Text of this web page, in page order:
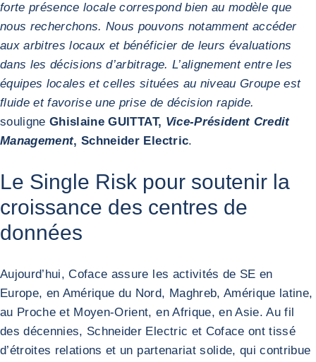
forte présence locale correspond bien au modèle que
nous recherchons. Nous pouvons notamment accéder
aux arbitres locaux et bénéficier de leurs évaluations
dans les décisions d’arbitrage. L’alignement entre les
équipes locales et celles situées au niveau Groupe est
fluide et favorise une prise de décision rapide.
souligneGhislaine GUITTAT, Vice-Président Credit
Management, Schneider Electric.
Le Single Risk pour soutenir la
croissance des centres de
données
Aujourd’hui, Coface assure les activités de SE en
Europe, en Amérique du Nord, Maghreb, Amérique latine,
au Proche et Moyen-Orient, en Afrique, en Asie. Au fil
des décennies, Schneider Electric et Coface ont tissé
d’étroites relations et un partenariat solide, qui contribue